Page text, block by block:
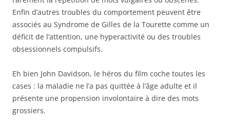
Enfin d’autres troubles du comportement peuvent être
associés au Syndrome de Gilles de la Tourette comme un
déficit de l’attention, une hyperactivité ou des troubles
obsessionnels compulsifs.
Eh bien John Davidson, le héros du film coche toutes les
cases : la maladie ne l’a pas quittée à l’âge adulte et il
présente une propension involontaire à dire des mots
grossiers.